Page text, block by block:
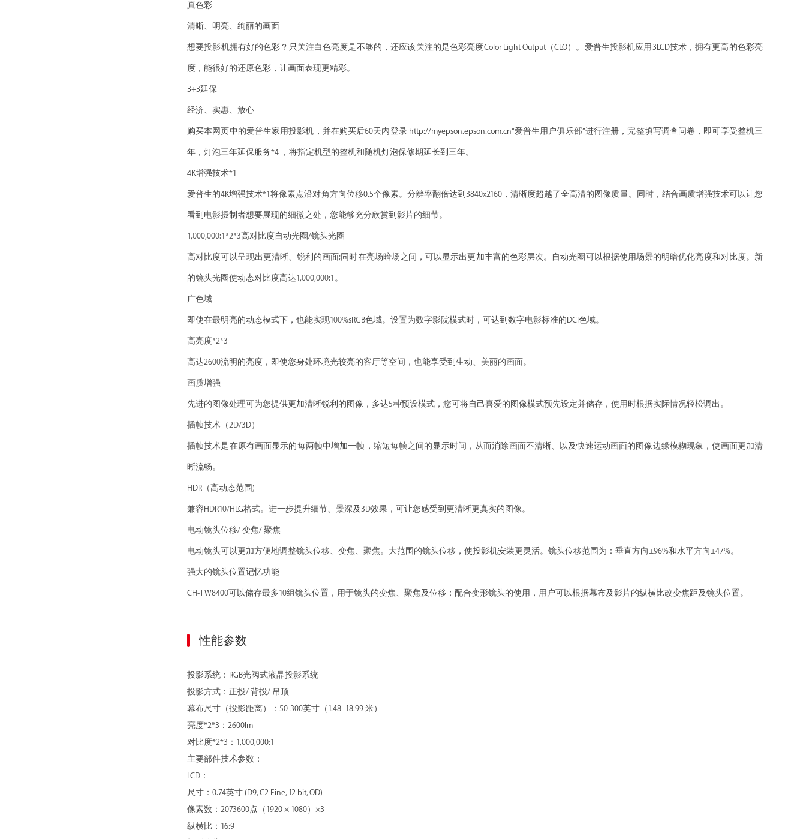
真色彩
清晰、明亮、绚丽的画面
想要投影机拥有好的色彩？只关注白色亮度是不够的，还应该关注的是色彩亮度Color Light Output（CLO）。爱普生投影机应用3LCD技术，拥有更高的色彩亮
度，能很好的还原色彩，让画面表现更精彩。
3+3延保
经济、实惠、放心
购买本网页中的爱普生家用投影机，并在购买后60天内登录 http://myepson.epson.com.cn“爱普生用户俱乐部”进行注册，完整填写调查问卷，即可享受整机三
年，灯泡三年延保服务*4 ，将指定机型的整机和随机灯泡保修期延长到三年。
4K增强技术*1
爱普生的4K增强技术*1将像素点沿对角方向位移0.5个像素。分辨率翻倍达到3840x2160，清晰度超越了全高清的图像质量。同时，结合画质增强技术可以让您
看到电影摄制者想要展现的细微之处，您能够充分欣赏到影片的细节。
1,000,000:1*2*3高对比度自动光圈/镜头光圈
高对比度可以呈现出更清晰、锐利的画面;同时在亮场暗场之间，可以显示出更加丰富的色彩层次。自动光圈可以根据使用场景的明暗优化亮度和对比度。新
的镜头光圈使动态对比度高达1,000,000:1。
广色域
即使在最明亮的动态模式下，也能实现100%sRGB色域。设置为数字影院模式时，可达到数字电影标准的DCI色域。
高亮度*2*3
高达2600流明的亮度，即使您身处环境光较亮的客厅等空间，也能享受到生动、美丽的画面。
画质增强
先进的图像处理可为您提供更加清晰锐利的图像，多达5种预设模式，您可将自己喜爱的图像模式预先设定并储存，使用时根据实际情况轻松调出。
插帧技术（2D/3D）
插帧技术是在原有画面显示的每两帧中增加一帧，缩短每帧之间的显示时间，从而消除画面不清晰、以及快速运动画面的图像边缘模糊现象，使画面更加清
晰流畅。
HDR（高动态范围)
兼容HDR10/HLG格式。进一步提升细节、景深及3D效果，可让您感受到更清晰更真实的图像。
电动镜头位移/ 变焦/ 聚焦
电动镜头可以更加方便地调整镜头位移、变焦、聚焦。大范围的镜头位移，使投影机安装更灵活。镜头位移范围为：垂直方向±96%和水平方向±47%。
强大的镜头位置记忆功能
CH-TW8400可以储存最多10组镜头位置，用于镜头的变焦、聚焦及位移；配合变形镜头的使用，用户可以根据幕布及影片的纵横比改变焦距及镜头位置。
性能参数
投影系统：RGB光阀式液晶投影系统
投影方式：正投/ 背投/ 吊顶
幕布尺寸（投影距离）：50-300英寸（1.48 -18.99 米）
亮度*2*3：2600lm
对比度*2*3：1,000,000:1
主要部件技术参数：
LCD：
尺寸：0.74英寸 (D9, C2 Fine, 12 bit, OD)
像素数：2073600点（1920 × 1080）×3
纵横比：16:9